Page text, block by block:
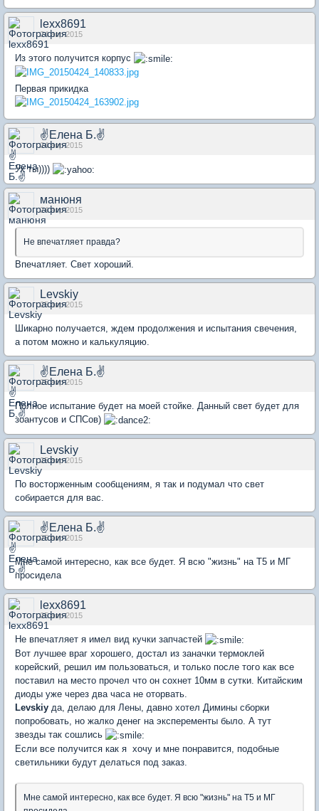
lexx8691
24 апр 2015
Из этого получится корпус
Первая прикидка
✌Елена Б.✌
24 апр 2015
Ух ты))))
манюня
24 апр 2015
Не впечатляет правда?
Впечатляет. Свет хороший.
Levskiy
25 апр 2015
Шикарно получается, ждем продолжения и испытания свечения,
а потом можно и калькуляцию.
✌Елена Б.✌
25 апр 2015
Полное испытание будет на моей стойке. Данный свет будет для
зоантусов и СПСов)
Levskiy
25 апр 2015
По восторженным сообщениям, я так и подумал что свет
собирается для вас.
✌Елена Б.✌
25 апр 2015
Мне самой интересно, как все будет. Я всю "жизнь" на Т5 и МГ
просидела
lexx8691
25 апр 2015
Не впечатляет я имел вид кучки запчастей
Вот лучшее враг хорошего, достал из заначки термоклей
корейский, решил им пользоваться, и только после того как все
поставил на место прочел что он сохнет 10мм в сутки. Китайским
диоды уже через два часа не оторвать.
Levskiy да, делаю для Лены, давно хотел Димины сборки
попробовать, но жалко денег на эксперементы было. А тут
звезды так сошлись
Если все получится как я хочу и мне понравится, подобные
светильники будут делаться под заказ.
Мне самой интересно, как все будет. Я всю "жизнь" на Т5 и МГ